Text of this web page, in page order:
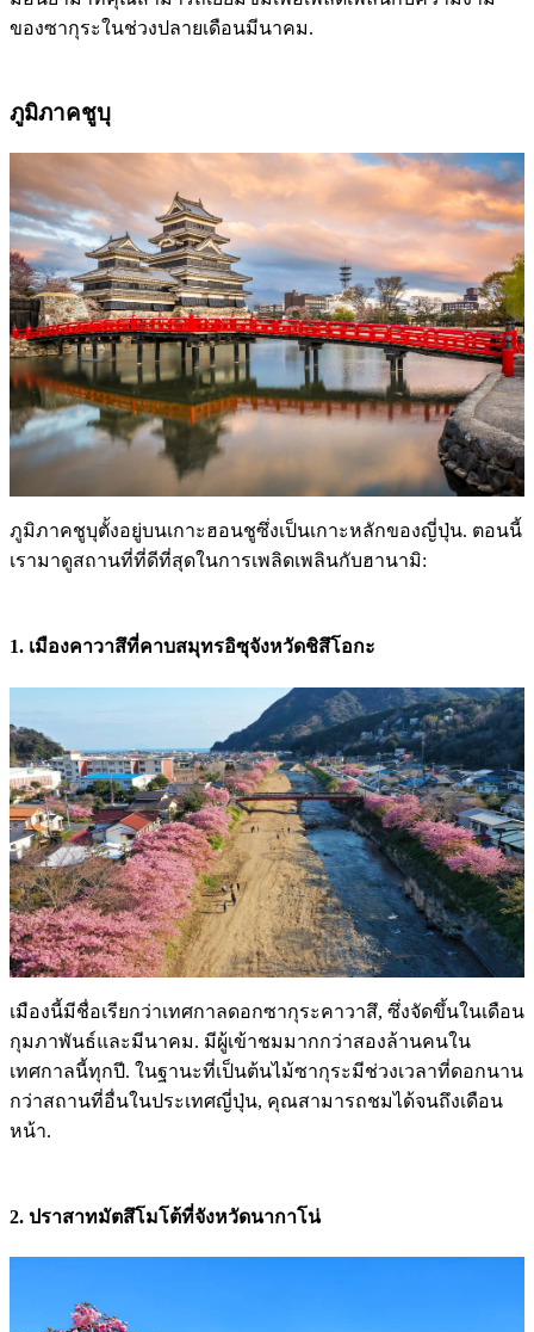
ของซากุระในช่วงปลายเดือนมีนาคม.
ภูมิภาคชูบุ
ภูมิภาคชูบุตั้งอยู่บนเกาะฮอนชูซึ่งเป็นเกาะหลักของญี่ปุ่น. ตอนนี้
เรามาดูสถานที่ที่ดีที่สุดในการเพลิดเพลินกับฮานามิ:
1. เมืองคาวาสึที่คาบสมุทรอิซุจังหวัดชิสึโอกะ
เมืองนี้มีชื่อเรียกว่าเทศกาลดอกซากุระคาวาสึ, ซึ่งจัดขึ้นในเดือน
กุมภาพันธ์และมีนาคม. มีผู้เข้าชมมากกว่าสองล้านคนใน
เทศกาลนี้ทุกปี. ในฐานะที่เป็นต้นไม้ซากุระมีช่วงเวลาที่ดอกนาน
กว่าสถานที่อื่นในประเทศญี่ปุ่น, คุณสามารถชมได้จนถึงเดือน
หน้า.
2. ปราสาทมัตสึโมโต้ที่จังหวัดนากาโน่